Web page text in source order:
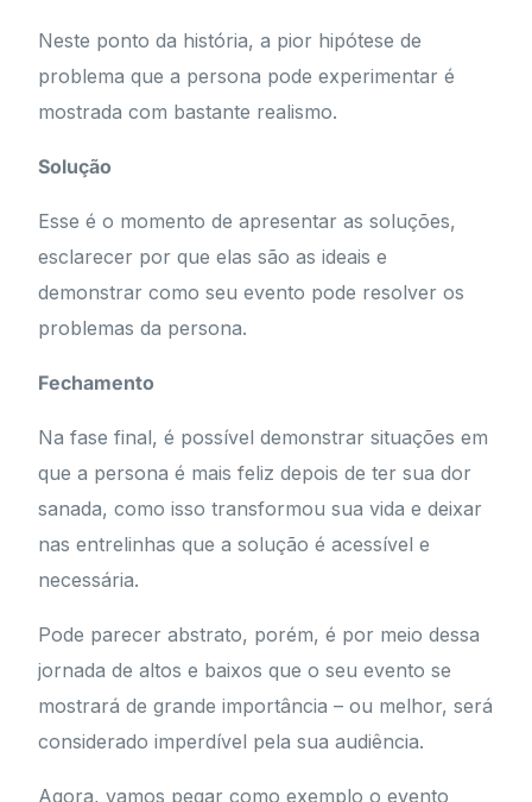
Neste ponto da história, a pior hipótese de
problema que a persona pode experimentar é
mostrada com bastante realismo.
Solução
Esse é o momento de apresentar as soluções,
esclarecer por que elas são as ideais e
demonstrar como seu evento pode resolver os
problemas da persona.
Fechamento
Na fase final, é possível demonstrar situações em
que a persona é mais feliz depois de ter sua dor
sanada, como isso transformou sua vida e deixar
nas entrelinhas que a solução é acessível e
necessária.
Pode parecer abstrato, porém, é por meio dessa
jornada de altos e baixos que o seu evento se
mostrará de grande importância – ou melhor, será
considerado imperdível pela sua audiência.
Agora, vamos pegar como exemplo o evento